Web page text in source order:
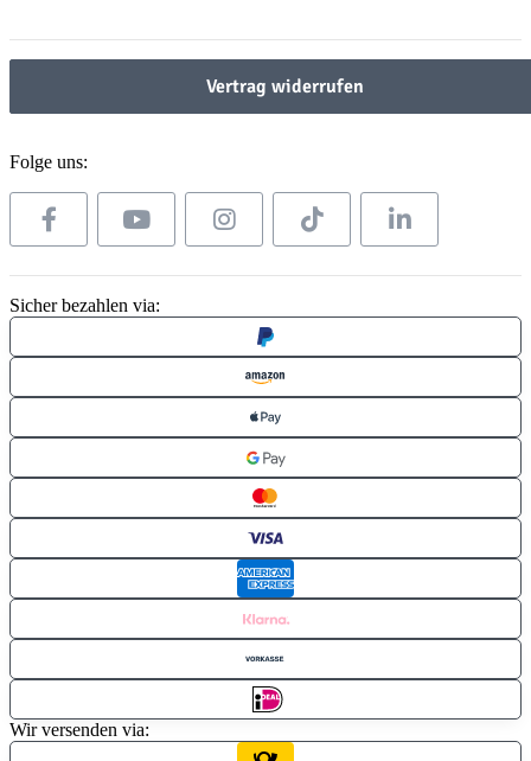
Vertrag widerrufen
Folge uns:
Sicher bezahlen via:
Wir versenden via: